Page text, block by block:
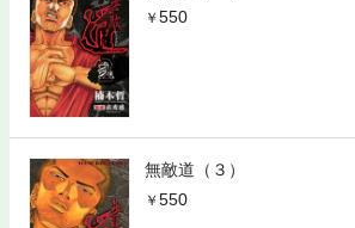
550
無敵道（３）
550